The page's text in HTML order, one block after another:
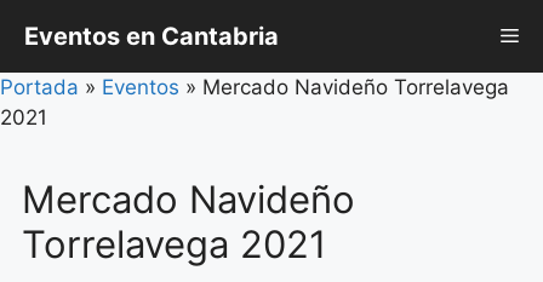
contenido
Eventos en Cantabria
Portada » Eventos » Mercado Navideño Torrelavega
2021
Mercado Navideño
Torrelavega 2021